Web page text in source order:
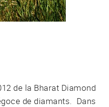
de la Bharat Diamond
de diamants. Dans